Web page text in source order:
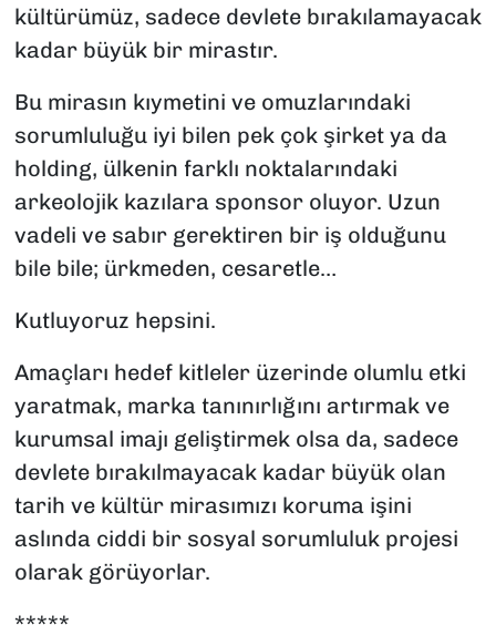
kültürümüz, sadece devlete bırakılamayacak
kadar büyük bir mirastır.
Bu mirasın kıymetini ve omuzlarındaki
sorumluluğu iyi bilen pek çok şirket ya da
holding, ülkenin farklı noktalarındaki
arkeolojik kazılara sponsor oluyor. Uzun
vadeli ve sabır gerektiren bir iş olduğunu
bile bile; ürkmeden, cesaretle…
Kutluyoruz hepsini.
Amaçları hedef kitleler üzerinde olumlu etki
yaratmak, marka tanınırlığını artırmak ve
kurumsal imajı geliştirmek olsa da, sadece
devlete bırakılmayacak kadar büyük olan
tarih ve kültür mirasımızı koruma işini
aslında ciddi bir sosyal sorumluluk projesi
olarak görüyorlar.